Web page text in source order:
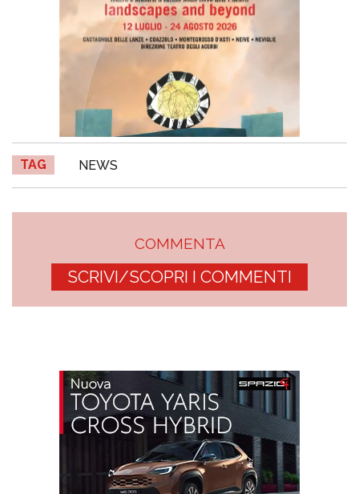
TAG NEWS
COMMENTA
SCRIVI/SCOPRI I COMMENTI